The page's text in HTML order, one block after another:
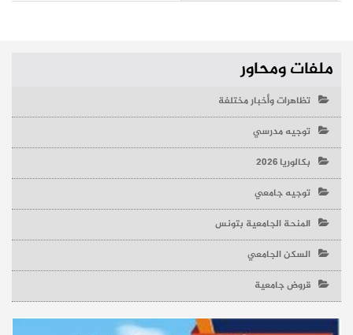
ملفات ومحاور
تظاهرات وأخبار مختلفة
توجيه مدرسي
بكالوريا 2026
توجيه جامعي
المنحة الجامعية بتونس
السكن الجامعي
قروض جامعية